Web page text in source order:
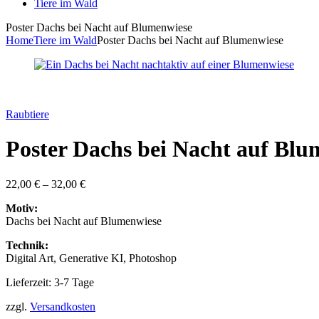
Tiere im Wald
Poster Dachs bei Nacht auf Blumenwiese
HomeTiere im WaldPoster Dachs bei Nacht auf Blumenwiese
Raubtiere
Poster Dachs bei Nacht auf
22,00 € – 32,00 €
Motiv:
Dachs bei Nacht auf Blumenwiese
Technik:
Digital Art, Generative KI, Photoshop
Lieferzeit: 3-7 Tage
zzgl. Versandkosten